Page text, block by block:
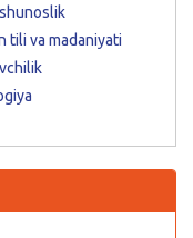
tili va madaniyati